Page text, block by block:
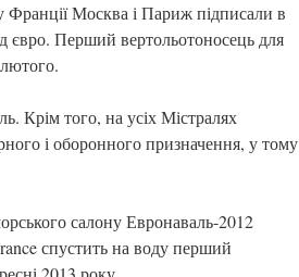
Франції Москва і Париж підписали в
євро. Перший вертольотоносець для
Крім того, на усіх Містралях
і оборонного призначення, у тому
салону Евронаваль-2012
спустить на воду перший